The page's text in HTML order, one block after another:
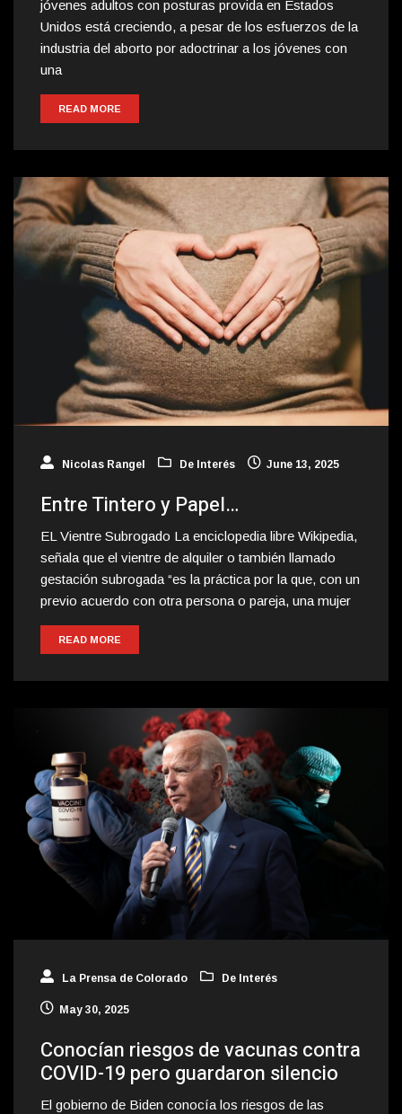
jóvenes adultos con posturas provida en Estados
Unidos está creciendo, a pesar de los esfuerzos de la
industria del aborto por adoctrinar a los jóvenes con
una
READ MORE
Nicolas Rangel De Interés June 13, 2025
Entre Tintero y Papel…
EL Vientre Subrogado La enciclopedia libre Wikipedia,
señala que el vientre de alquiler o también llamado
gestación subrogada “es la práctica por la que, con un
previo acuerdo con otra persona o pareja, una mujer
READ MORE
La Prensa de Colorado De Interés
May 30, 2025
Conocían riesgos de vacunas contra
COVID-19 pero guardaron silencio
El gobierno de Biden conocía los riesgos de las